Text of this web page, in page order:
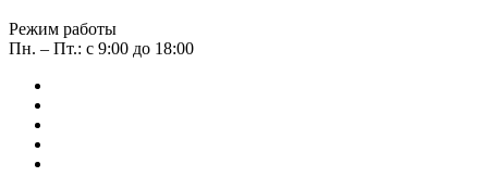
Режим работы
Пн. – Пт.: с 9:00 до 18:00